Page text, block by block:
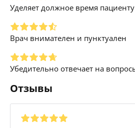
Уделяет должное время пациенту
Врач внимателен и пунктуален
Убедительно отвечает на
Отзывы